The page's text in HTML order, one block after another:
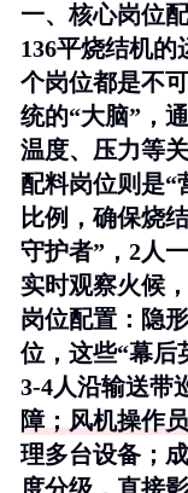
一、核心岗位
136平烧结机
个岗位都是不
统的“大脑”，
温度、压力等
配料岗位则是“
比例，确保烧
守护者”，2人
实时观察火候
岗位配置：隐
位，这些“幕后
3-4人沿输送带
障； 风机操作员
理多台设备；